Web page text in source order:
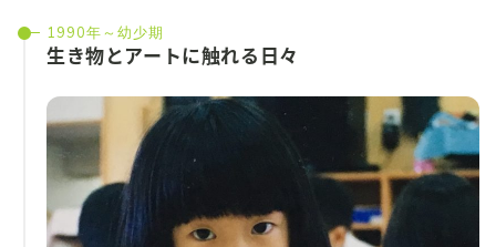
1990年～幼少期
生き物とアートに触れる日々